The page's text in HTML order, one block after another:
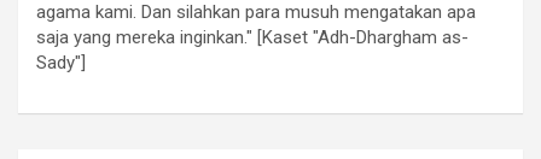
agama kami. Dan silahkan para musuh mengatakan apa
saja yang mereka inginkan." [Kaset "Adh-Dhargham as-
Sady"]